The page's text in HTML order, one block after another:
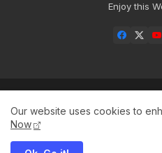
Enjoy this
Our website uses cookies to
Now